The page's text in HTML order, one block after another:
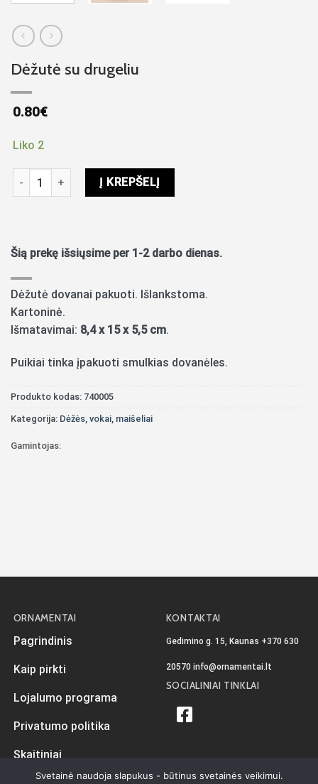
Dėžutė su drugeliu
0.80€
Liko 2
produkto kiekis: Dėžutė su drugeliu
Į KREPŠELĮ
Šią prekę išsiųsime per 1-2 darbo dienas.
Dėžutė dovanai pakuoti. Išlankstoma.
Kartoninė.
Išmatavimai: 8,4 x 15 x 5,5 cm.
Puikiai tinka įpakuoti smulkias dovanėles.
Produkto kodas: 740005
Kategorija: Dėžės, vokai, maišeliai
Gamintojas:
ORNAMENTAI
Pagrindinis
Kaip pirkti
Lojalumo programa
Privatumo politika
Skaitiniai
KONTAKTAI
Gedimino g. 15, Kaunas +370 630
20570 info@ornamentai.lt
SOCIALINIAI TINKLAI
Svetainė naudoja slapukus - būtinus svetainės veikimui.